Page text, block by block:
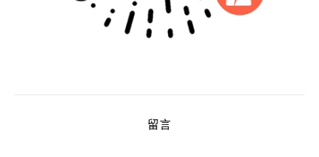
留言